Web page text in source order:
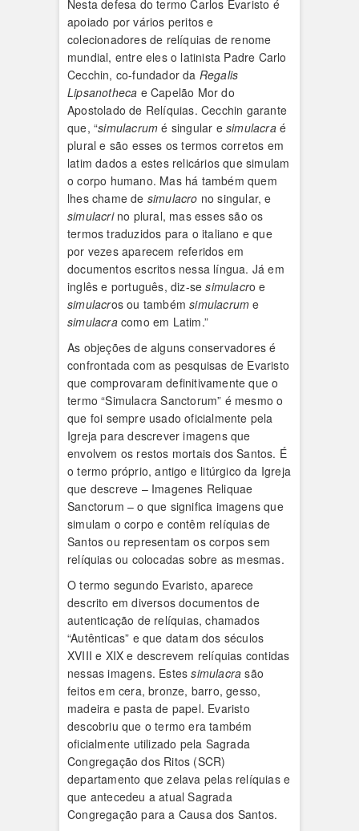
Nesta defesa do termo Carlos Evaristo é
apoiado por vários peritos e
colecionadores de relíquias de renome
mundial, entre eles o latinista Padre Carlo
Cecchin, co-fundador da Regalis
Lipsanotheca e Capelão Mor do
Apostolado de Relíquias. Cecchin garante
que, “simulacrum é singular esimulacraé
plural e são esses os termos corretos em
latim dados a estes relicários que simulam
o corpo humano. Mas há também quem
lhes chame de simulacro no singular, e
simulacrino plural, mas esses são os
termos traduzidos para o italiano e que
por vezes aparecem referidos em
documentos escritos nessa língua. Já em
inglês e português, diz-sesimulacro e
simulacros ou tambémsimulacrum e
simulacracomo em Latim.”
As objeções de alguns conservadores é
confrontada com as pesquisas de Evaristo
que comprovaram definitivamente que o
termo “Simulacra Sanctorum” é mesmo o
que foi sempre usado oficialmente pela
Igreja para descrever imagens que
envolvem os restos mortais dos Santos. É
o termo próprio, antigo e litúrgico da Igreja
que descreve – Imagenes Reliquae
Sanctorum – o que significa imagens que
simulam o corpo e contêm relíquias de
Santos ou representam os corpos sem
relíquias ou colocadas sobre as mesmas.
O termo segundo Evaristo, aparece
descrito em diversos documentos de
autenticação de relíquias, chamados
“Autênticas” e que datam dos séculos
XVIII e XIX e descrevem relíquias contidas
nessas imagens. Estessimulacra são
feitos em cera, bronze, barro, gesso,
madeira e pasta de papel. Evaristo
descobriu que o termo era também
oficialmente utilizado pela Sagrada
Congregação dos Ritos (SCR)
departamento que zelava pelas relíquias e
que antecedeu a atual Sagrada
Congregação para a Causa dos Santos.